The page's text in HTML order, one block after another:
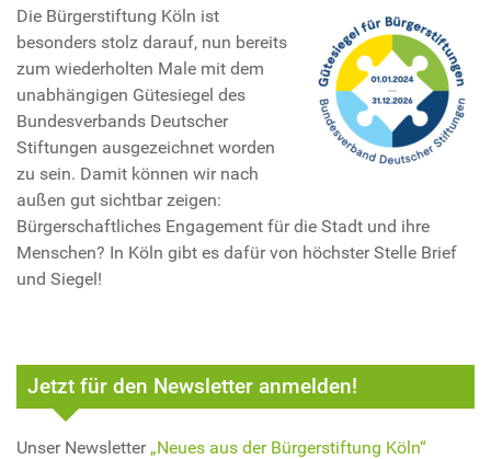
Die Bürgerstiftung Köln ist
besonders stolz darauf, nun bereits
zum wiederholten Male mit dem
unabhängigen Gütesiegel des
Bundesverbands Deutscher
Stiftungen ausgezeichnet worden
zu sein. Damit können wir nach
außen gut sichtbar zeigen:
Bürgerschaftliches Engagement für die Stadt und ihre
Menschen? In Köln gibt es dafür von höchster Stelle Brief
und Siegel!
Jetzt für den Newsletter anmelden!
Unser Newsletter „Neues aus der Bürgerstiftung Köln“